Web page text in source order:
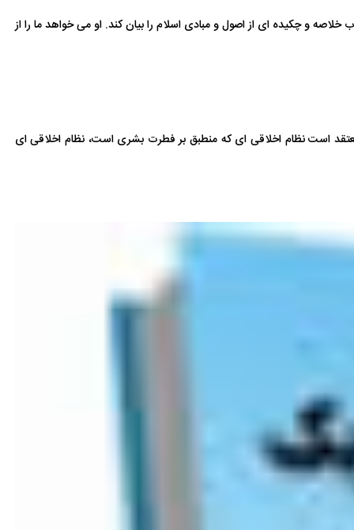
و چکیده ای از اصول و مبادی اسلام را بیان کند. او می خواهد ما را از
است نظام اخلاقی ای که منطبق بر فطرت بشری است، نظام اخلاقی ای